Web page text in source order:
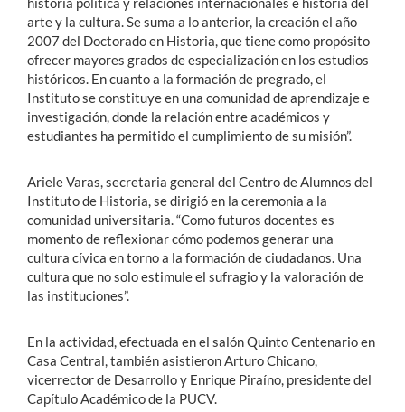
arte y la cultura. Se suma a lo anterior, la creación el año
2007 del Doctorado en Historia, que tiene como propósito
ofrecer mayores grados de especialización en los estudios
históricos. En cuanto a la formación de pregrado, el
Instituto se constituye en una comunidad de aprendizaje e
investigación, donde la relación entre académicos y
estudiantes ha permitido el cumplimiento de su misión”.
Ariele Varas, secretaria general del Centro de Alumnos del
Instituto de Historia, se dirigió en la ceremonia a la
comunidad universitaria. “Como futuros docentes es
momento de reflexionar cómo podemos generar una
cultura cívica en torno a la formación de ciudadanos. Una
cultura que no solo estimule el sufragio y la valoración de
las instituciones”.
En la actividad, efectuada en el salón Quinto Centenario en
Casa Central, también asistieron Arturo Chicano,
vicerrector de Desarrollo y Enrique Piraíno, presidente del
Capítulo Académico de la PUCV.